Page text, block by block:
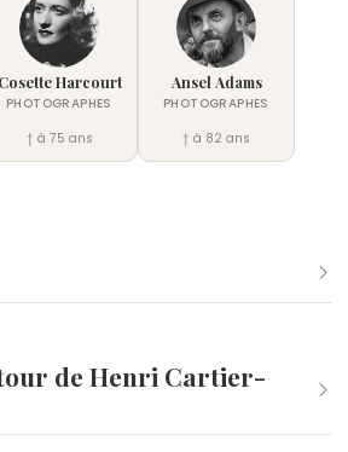
Cosette Harcourt
PHOTOGRAPHES
† à 75 ans
Ansel Adams
PHOTOGRAPHES
† à 82 ans
de Henri Cartier-